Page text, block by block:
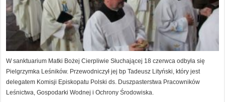
W sanktuarium Matki Bożej Cierpliwie Słuchającej 18 czerwca odbyła się
Pielgrzymka Leśników. Przewodniczył jej bp Tadeusz Lityński, który jest
delegatem Komisji Episkopatu Polski ds. Duszpasterstwa Pracowników
Leśnictwa, Gospodarki Wodnej i Ochrony Środowiska.